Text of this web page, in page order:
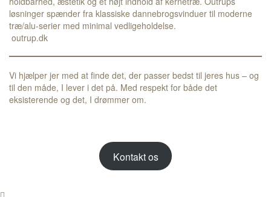
løsninger spænder fra klassiske dannebrogsvinduer til moderne
træ/alu-serier med minimal vedligeholdelse.
outrup.dk
Vi hjælper jer med at finde det, der passer bedst til jeres hus – og
til den måde, I lever i det på. Med respekt for både det
eksisterende og det, I drømmer om.
Kontakt os